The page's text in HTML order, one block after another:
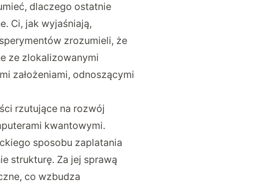
dlaczego ostatnie
Ci, jak wyjaśniają,
zrozumieli, że
ze zlokalizowanymi
założeniami, odnoszącymi
rzutujące na rozwój
kwantowymi.
sposobu zaplatania
strukturę. Za jej sprawą
co wzbudza